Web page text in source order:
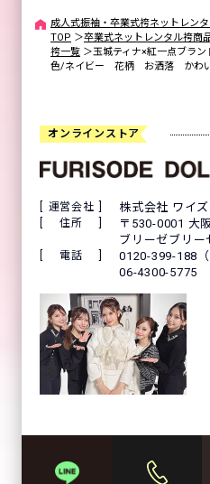
成人式振袖・卒業式袴ネットレン
TOP ＞卒業式ネットレンタル袴商
袴一覧 ＞玉城ティナ×紅一点ブラ
色/ネイビー 花柄 お洒落 かわい
オンラインストア
運営会社 株式会社 ワイ
住所
〒530-0001 大
ブリーゼブリー
電話
0120-399-188（
06-4300-5775